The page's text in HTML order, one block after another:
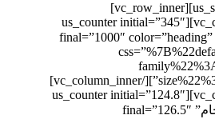
[/vc_column_text][us_separator][vc_row_inner]
[vc_column_inner width=”1/3″][us_counter initial=”345″
title=”پروژه های مردودی” final=”1000″ color=”heading”
size%22%3A%224rem%22%7D%7D”][/vc_column_inner]
[vc_column_inner width=”1/3″][us_counter initial=”124.8″
title=”پروژه های درحال انجام” final=”126.5″